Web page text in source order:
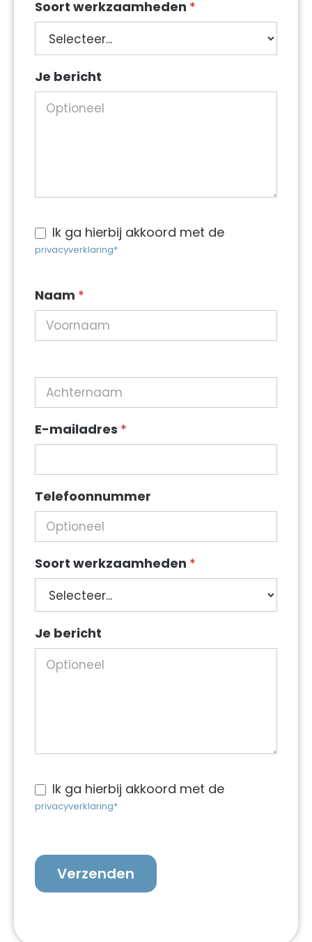
Soort werkzaamheden *
werkzaamheden
Je bericht
Ik ga hierbij akkoord met de
privacyverklaring*
Naam *
E-mailadres *
Telefoonnummer
Soort werkzaamheden *
werkzaamheden
Je bericht
Ik ga hierbij akkoord met de
privacyverklaring*
Verzenden